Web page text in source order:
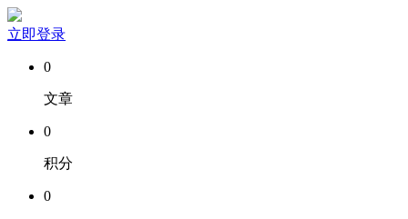
立即登录
0
文章
0
积分
0